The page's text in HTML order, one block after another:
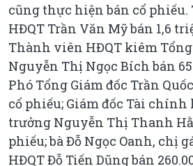
cũng thực hiện bán cổ
HĐQT Trần Văn Mỹ bán 1,6
Thành viên HĐQT kiêm Tổng
Nguyễn Thị Ngọc Bích bán
Phó Tổng Giám đốc Trần
cổ phiếu; Giám đốc Tài chính
trưởng Nguyễn Thị Thanh
phiếu; bà Đỗ Ngọc Oanh, chị
HĐQT Đỗ Tiến Dũng bán